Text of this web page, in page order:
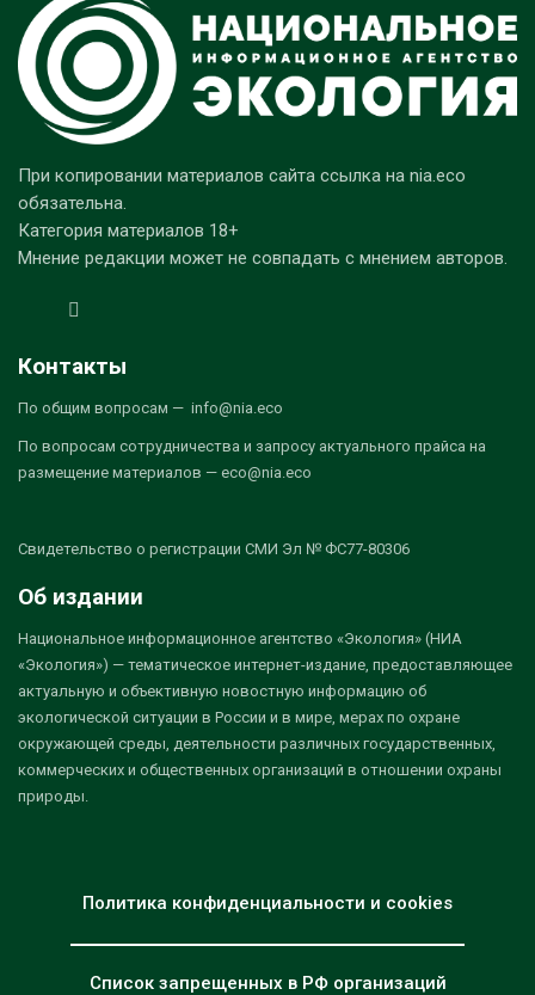
При копировании материалов сайта ссылка на nia.eco
обязательна.
Категория материалов 18+
Мнение редакции может не совпадать с мнением авторов.
Контакты
По общим вопросам — info@nia.eco
По вопросам сотрудничества и запросу актуального прайса на
размещение материалов — eco@nia.eco
Свидетельство о регистрации СМИ Эл № ФС77-80306
Об издании
Национальное информационное агентство «Экология» (НИА
«Экология») — тематическое интернет-издание, предоставляющее
актуальную и объективную новостную информацию об
экологической ситуации в России и в мире, мерах по охране
окружающей среды, деятельности различных государственных,
коммерческих и общественных организаций в отношении охраны
природы.
Политика конфиденциальности и cookies
Список запрещенных в РФ организаций